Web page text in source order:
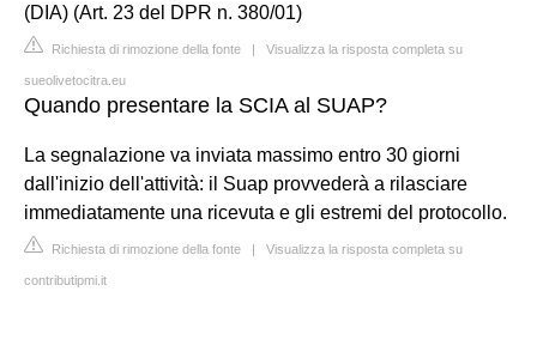
(DIA) (Art. 23 del DPR n. 380/01)
Richiesta di rimozione della fonte | Visualizza la risposta completa su
sueolivetocitra.eu
Quando presentare la SCIA al SUAP?
La segnalazione va inviata massimo entro 30 giorni
dall'inizio dell'attività: il Suap provvederà a rilasciare
immediatamente una ricevuta e gli estremi del protocollo.
Richiesta di rimozione della fonte | Visualizza la risposta completa su
contributipmi.it